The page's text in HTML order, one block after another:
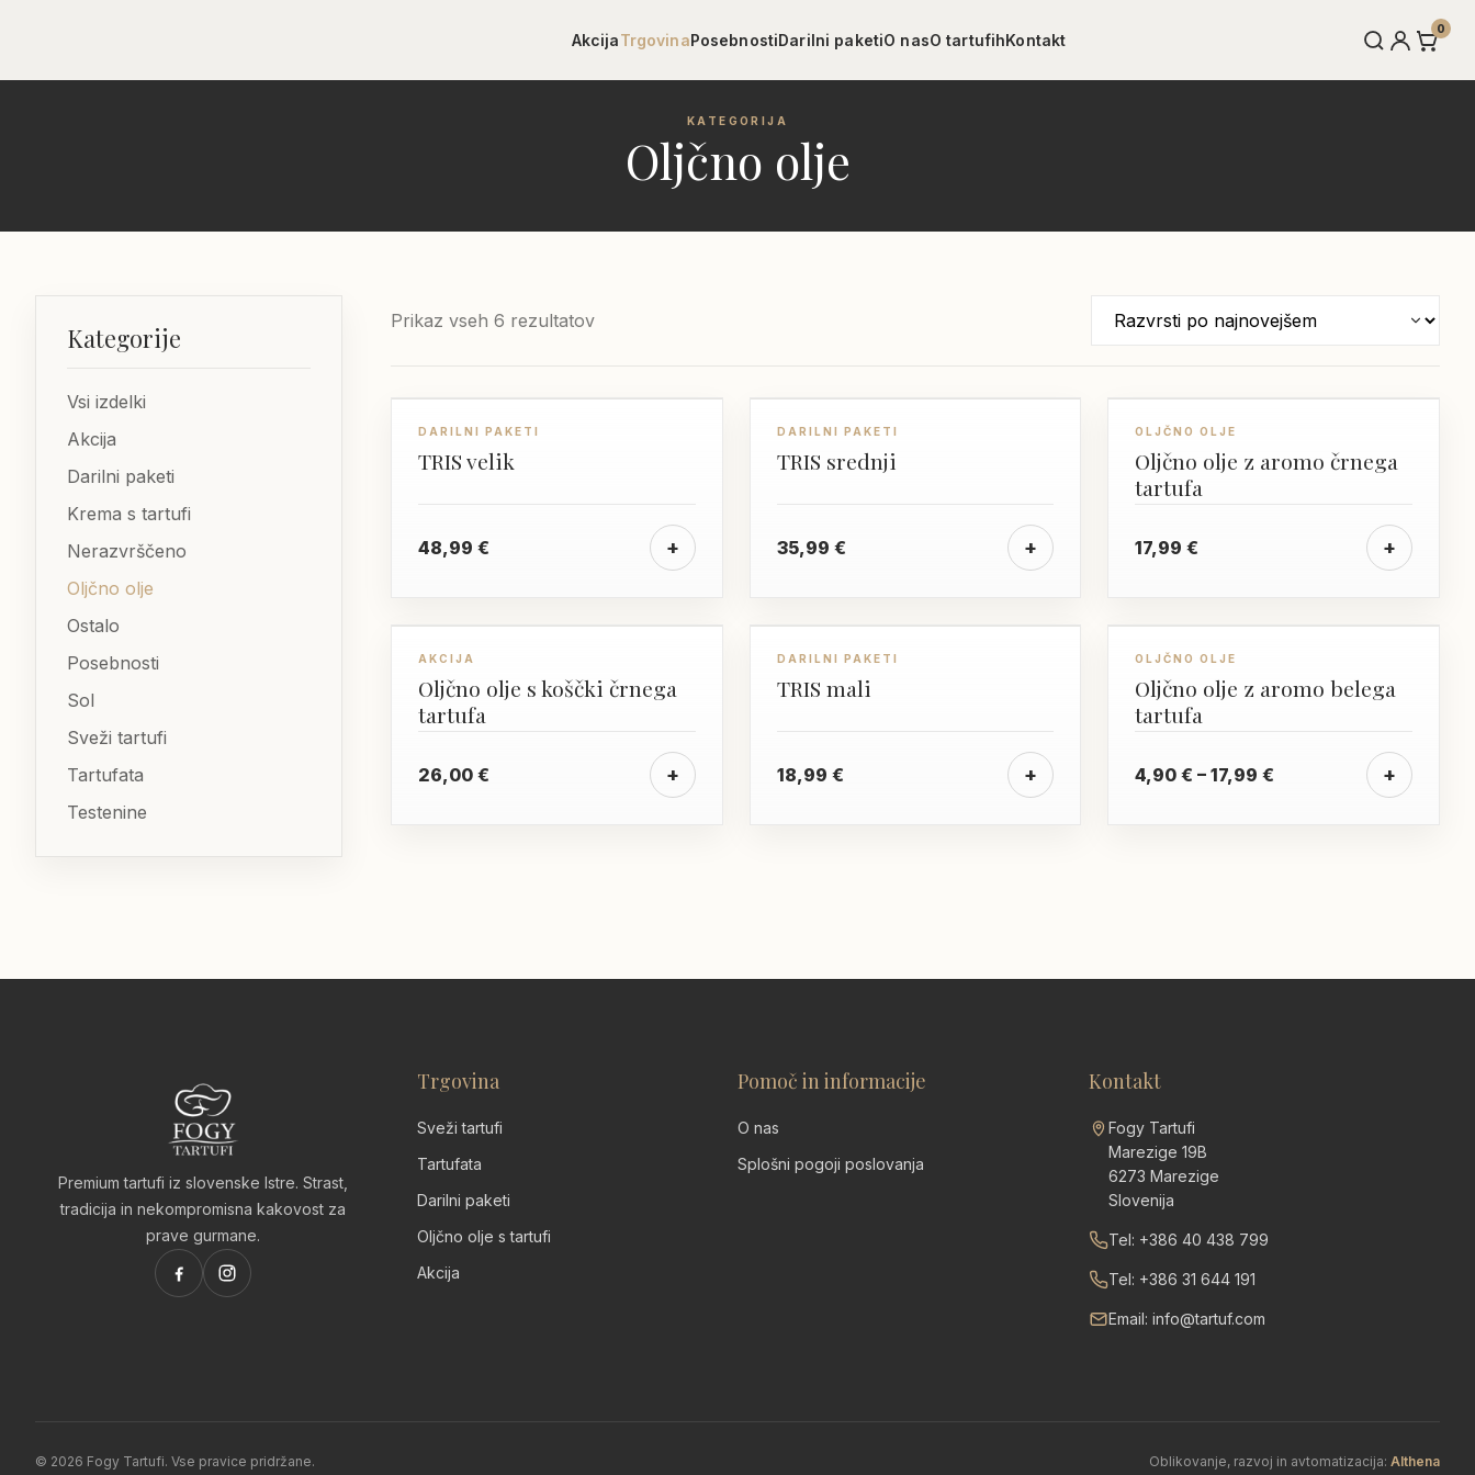
AkcijaTrgovinaPosebnostiDarilni paketiO nasO tartufihKontakt
OpenMyCart
0
KATEGORIJA
Oljčno olje
Kategorije
Vsi izdelki
Akcija
Darilni paketi
Krema s tartufi
Nerazvrščeno
Oljčno olje
Ostalo
Posebnosti
Sol
Sveži tartufi
Tartufata
Testenine
Prikaz vseh 6 rezultatovRazvrščeno
DARILO
DARILNI PAKETI
TRIS velik
48,99 € +
DARILO
DARILNI PAKETI
TRIS srednji
35,99 € +
OLJČNO OLJE
Oljčno olje z aromo črnega
tartufa
17,99€ +
AKCIJA
Oljčno olje s koščki črnega
tartufa
26,00 € +
DARILO
DARILNI PAKETI
TRIS mali
18,99 € +
OLJČNO OLJE
Oljčno olje z aromo belega
tartufa
4,90€ – 17,99€ +
Premium tartufi iz slovenske Istre. Strast,
tradicija in nekompromisna kakovost za
prave gurmane.
Trgovina
Sveži tartufi
Tartufata
Darilni paketi
Oljčno olje s tartufi
Akcija
Pomoč in informacije
O nas
Splošni pogoji poslovanja
Kontakt
Fogy Tartufi
Marezige 19B
6273 Marezige
Slovenija
Tel: +386 40 438 799
Tel: +386 31 644 191
Email: info@tartuf.com
© 2026 Fogy Tartufi. Vse pravice pridržane. Oblikovanje, razvoj in avtomatizacija: AIthena